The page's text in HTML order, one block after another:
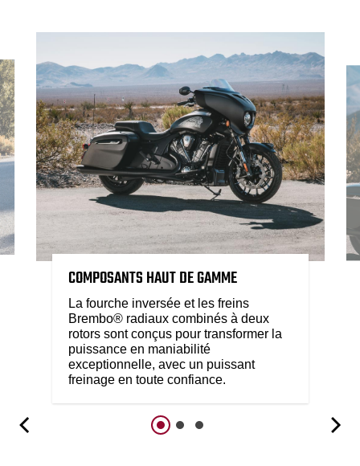
COMPOSANTS HAUT DE GAMME
La fourche inversée et les freins
Brembo® radiaux combinés à deux
rotors sont conçus pour transformer la
puissance en maniabilité
exceptionnelle, avec un puissant
freinage en toute confiance.